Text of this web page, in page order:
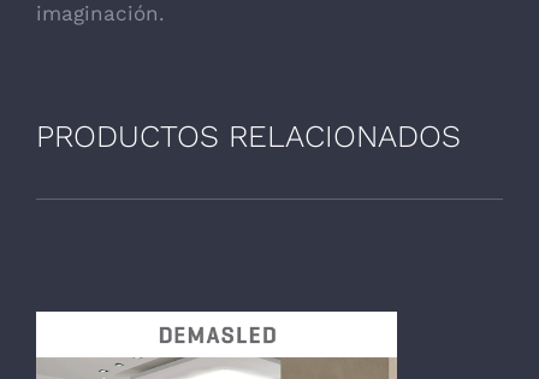
imaginación.
PRODUCTOS RELACIONADOS